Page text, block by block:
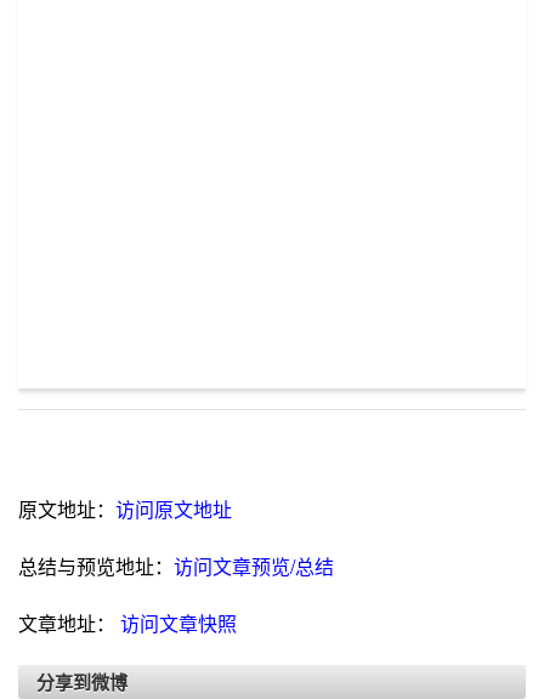
原文地址： 访问原文地址
总结与预览地址： 访问文章预览/总结
文章地址： 访问文章快照
分享到微博